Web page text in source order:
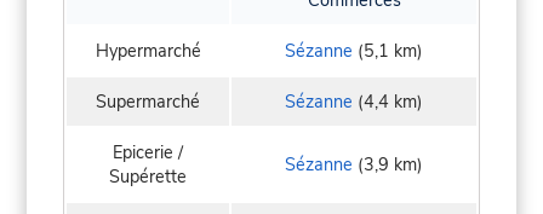
Hypermarché Sézanne (5,1 km)
Supermarché Sézanne (4,4 km)
Epicerie /
Supérette
Sézanne (3,9 km)